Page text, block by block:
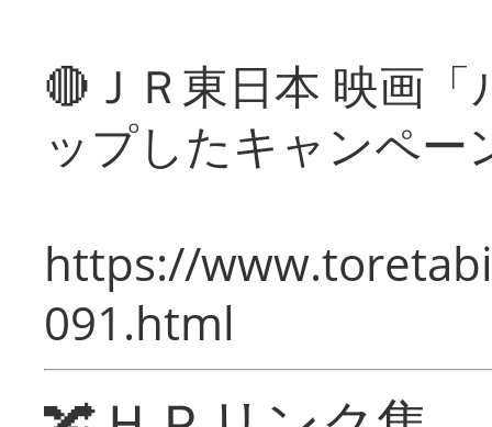
🔴ＪＲ東日本 映画
ップしたキャンペー
https://
091.html